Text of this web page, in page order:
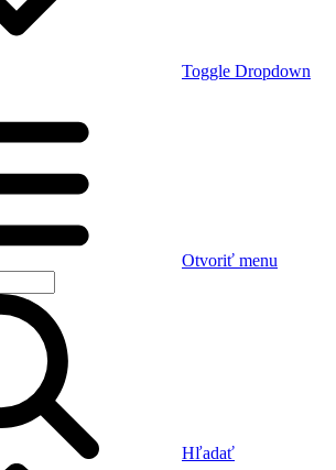
Toggle Dropdown
Otvoriť menu
Hľadať